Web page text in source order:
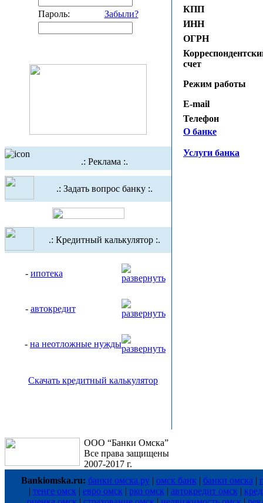
Пароль: Забыли?
.: Реклама :.
.: Задать вопрос банку :.
.: Кредитный калькулятор :.
- ипотека
- автокредит
- на неотложные нужды
Скачать кредитный калькулятор
КПП
ИНН
ОГРН
счет
Режим работы
E-mail
Телефон
О банке
Услуги банка
ООО “Банки Омска”
Все права защищены
2007-2017 г.
Bankiomska.ru: банки омска.ру| омск банк | банки омска |
| тенге омск | евро омск | рко омск | автокредит омск |